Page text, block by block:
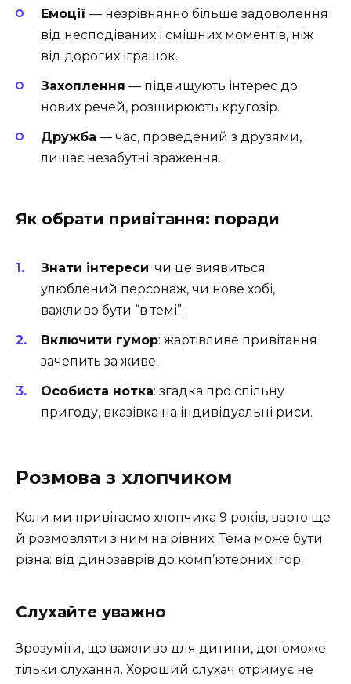
Емоції — незрівнянно більше задоволення
від несподіваних і смішних моментів, ніж
від дорогих іграшок.
Захоплення — підвищують інтерес до
нових речей, розширюють кругозір.
Дружба — час, проведений з друзями,
лишає незабутні враження.
Як обрати привітання: поради
Знати інтереси: чи це виявиться
улюблений персонаж, чи нове хобі,
важливо бути “в темі”.
Включити гумор: жартівливе привітання
зачепить за живе.
Особиста нотка: згадка про спільну
пригоду, вказівка на індивідуальні риси.
Розмова з хлопчиком
Коли ми привітаємо хлопчика 9 років, варто ще
й розмовляти з ним на рівних. Тема може бути
різна: від динозаврів до комп’ютерних ігор.
Слухайте уважно
Зрозуміти, що важливо для дитини, допоможе
тільки слухання. Хороший слухач отримує не